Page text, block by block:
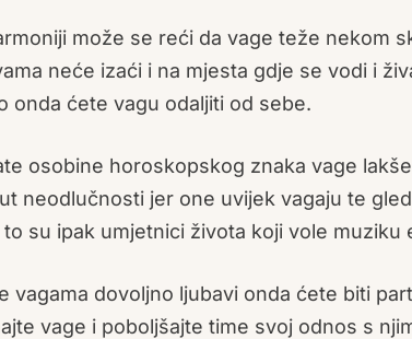
može se reći da vage teže nekom
neće izaći i na mjesta gdje se vodi i
onda ćete vagu odaljiti od sebe.
osobine horoskopskog znaka vage
neodlučnosti jer one uvijek vagaju te
su ipak umjetnici života koji vole muziku
vagama dovoljno ljubavi onda ćete biti
vage i poboljšajte time svoj odnos s